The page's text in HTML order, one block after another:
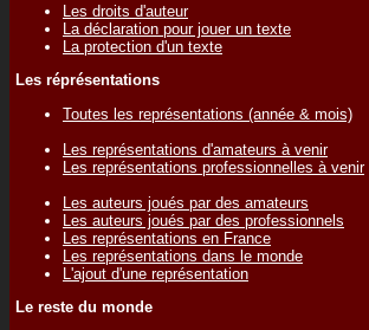
Les droits d'auteur
La déclaration pour jouer un texte
La protection d'un texte
Les réprésentations
Toutes les représentations (année & mois)
Les représentations d'amateurs à venir
Les représentations professionnelles à venir
Les auteurs joués par des amateurs
Les auteurs joués par des professionnels
Les représentations en France
Les représentations dans le monde
L'ajout d'une représentation
Le reste du monde